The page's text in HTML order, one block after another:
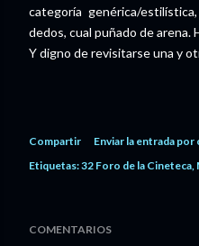
categoría genérica/
dedos, cual puñado de arena.
Y digno de revisitarse una y
Compartir
Enviar la entrada
Etiquetas:32 Foro de la Cineteca
COMENTARIOS